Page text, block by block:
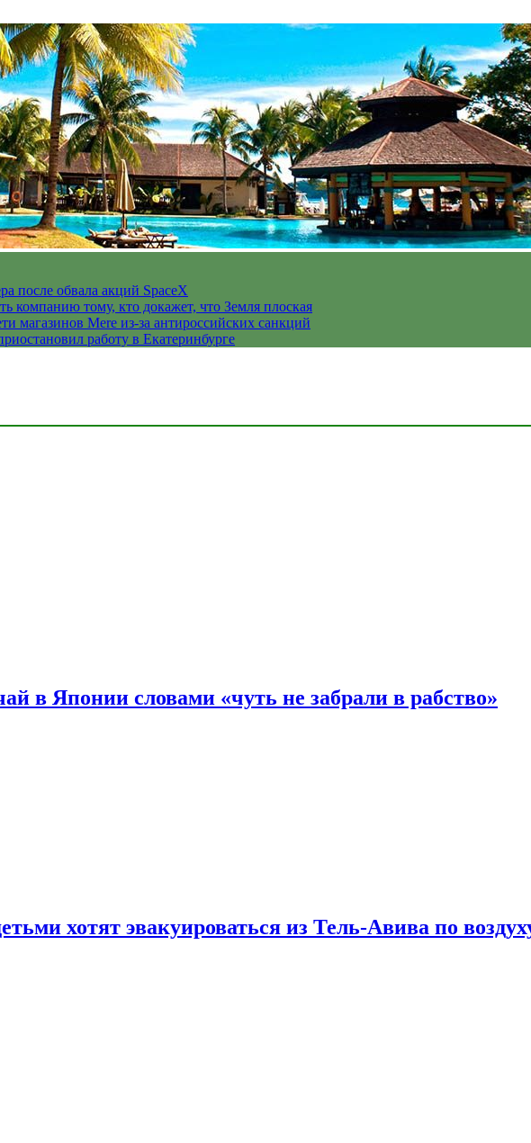
после обвала акций SpaceX
компанию тому, кто докажет, что Земля плоская
магазинов Mere из-за антироссийских санкций
работу в Екатеринбурге
в Японии словами «чуть не забрали в рабство»
хотят эвакуироваться из Тель-Авива по